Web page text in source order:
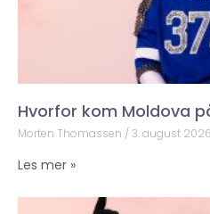
Hvorfor kom Moldova
Morten Thomassen 3. august 2026
Les mer »